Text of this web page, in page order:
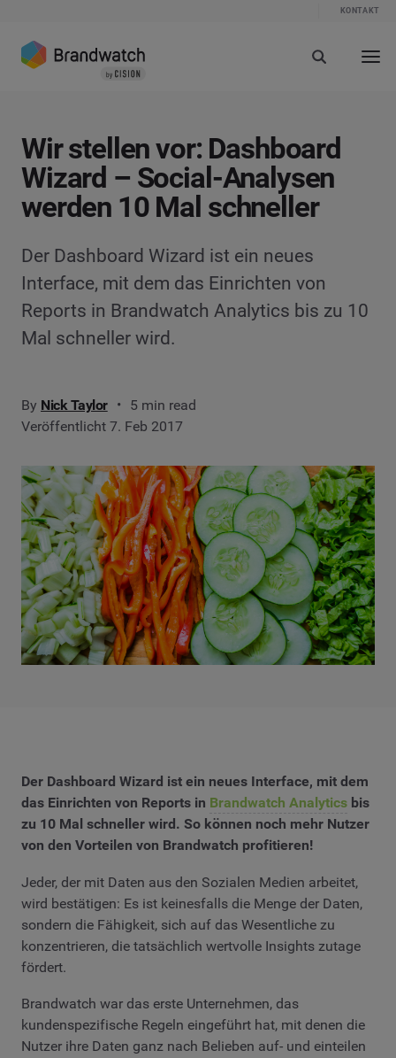
KONTAKT
Wir stellen vor: Dashboard
Wizard – Social-Analysen
werden 10 Mal schneller
Der Dashboard Wizard ist ein neues
Interface, mit dem das Einrichten von
Reports in Brandwatch Analytics bis zu 10
Mal schneller wird.
By Nick Taylor
5 min read
Veröffentlicht 7. Feb 2017
Der Dashboard Wizard ist ein neues Interface, mit dem
das Einrichten von Reports in Brandwatch Analytics bis
zu 10 Mal schneller wird. So können noch mehr Nutzer
von den Vorteilen von Brandwatch profitieren!
Jeder, der mit Daten aus den Sozialen Medien arbeitet,
wird bestätigen: Es ist keinesfalls die Menge der Daten,
sondern die Fähigkeit, sich auf das Wesentliche zu
konzentrieren, die tatsächlich wertvolle Insights zutage
fördert.
Brandwatch war das erste Unternehmen, das
kundenspezifische Regeln eingeführt hat, mit denen die
Nutzer ihre Daten ganz nach Belieben auf- und einteilen